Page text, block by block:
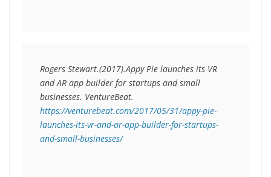
Rogers Stewart.(2017).Appy Pie launches its VR
and AR app builder for startups and small
businesses.
https://venturebeat.com/2017/05/31/appy-pie-
launches-its-vr-and-ar-app-builder-for-startups-
and-small-businesses/